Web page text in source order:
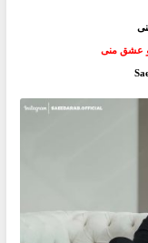
عشق منی